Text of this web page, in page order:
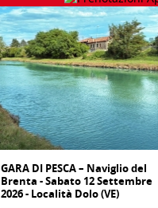
GARA DI PESCA – Naviglio del
Brenta - Sabato 12 Settembre
2026 - Località Dolo (VE)